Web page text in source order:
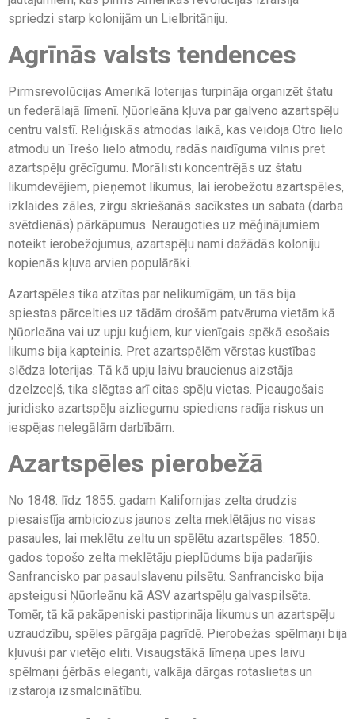
spriedzi starp kolonijām un Lielbritāniju.
Agrīnās valsts tendences
Pirmsrevolūcijas Amerikā loterijas turpināja organizēt štatu
un federālajā līmenī. Ņūorleāna kļuva par galveno azartspēļu
centru valstī. Reliģiskās atmodas laikā, kas veidoja Otro lielo
atmodu un Trešo lielo atmodu, radās naidīguma vilnis pret
azartspēļu grēcīgumu. Morālisti koncentrējās uz štatu
likumdevējiem, pieņemot likumus, lai ierobežotu azartspēles,
izklaides zāles, zirgu skriešanās sacīkstes un sabata (darba
svētdienās) pārkāpumus. Neraugoties uz mēģinājumiem
noteikt ierobežojumus, azartspēļu nami dažādās koloniju
kopienās kļuva arvien populārāki.
Azartspēles tika atzītas par nelikumīgām, un tās bija
spiestas pārcelties uz tādām drošām patvēruma vietām kā
Ņūorleāna vai uz upju kuģiem, kur vienīgais spēkā esošais
likums bija kapteinis. Pret azartspēlēm vērstas kustības
slēdza loterijas. Tā kā upju laivu braucienus aizstāja
dzelzceļš, tika slēgtas arī citas spēļu vietas. Pieaugošais
juridisko azartspēļu aizliegumu spiediens radīja riskus un
iespējas nelegālām darbībām.
Azartspēles pierobežā
No 1848. līdz 1855. gadam Kalifornijas zelta drudzis
piesaistīja ambiciozus jaunos zelta meklētājus no visas
pasaules, lai meklētu zeltu un spēlētu azartspēles. 1850.
gados topošo zelta meklētāju pieplūdums bija padarījis
Sanfrancisko par pasaulslavenu pilsētu. Sanfrancisko bija
apsteigusi Ņūorleānu kā ASV azartspēļu galvaspilsēta.
Tomēr, tā kā pakāpeniski pastiprināja likumus un azartspēļu
uzraudzību, spēles pārgāja pagrīdē. Pierobežas spēlmaņi bija
kļuvuši par vietējo eliti. Visaugstākā līmeņa upes laivu
spēlmaņi ģērbās eleganti, valkāja dārgas rotaslietas un
izstaroja izsmalcinātību.